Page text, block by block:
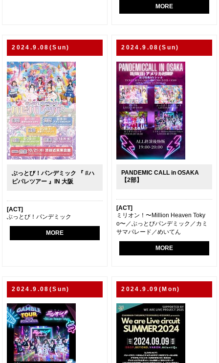
MORE
2024.9.08(Sun)
ぶっとび！パンデミック 『 #ハ
ピパレツアー 』IN 大阪
[ACT]
ぶっとび！パンデミック
MORE
2024.9.08(Sun)
PANDEMIC CALL in OSAKA
【2部】
[ACT]
ミリオン！〜Million Heaven Toky
o〜／ぶっとびパンデミック／カミ
サマパレード／めいてん
MORE
2024.9.08(Sun) 2024.9.09(Mon)